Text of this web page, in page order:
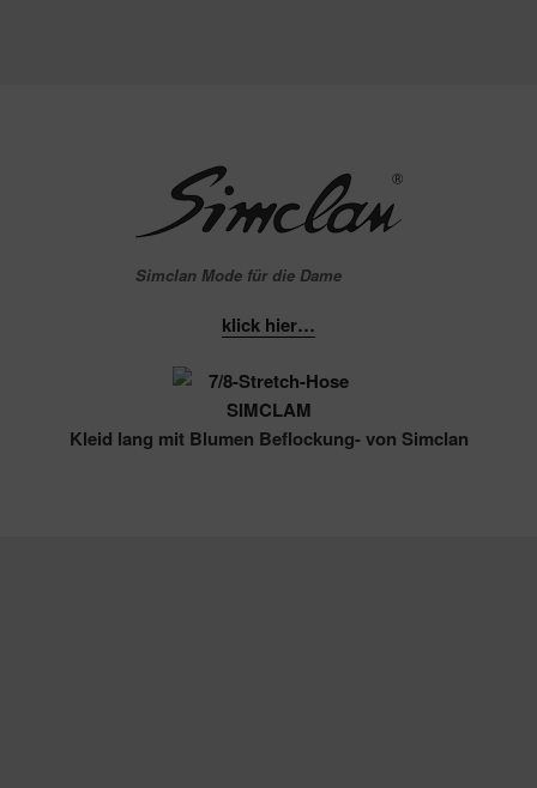
Simclan Mode für die Dame
klick hier…
Kleid lang mit Blumen Beflockung- von Simclan